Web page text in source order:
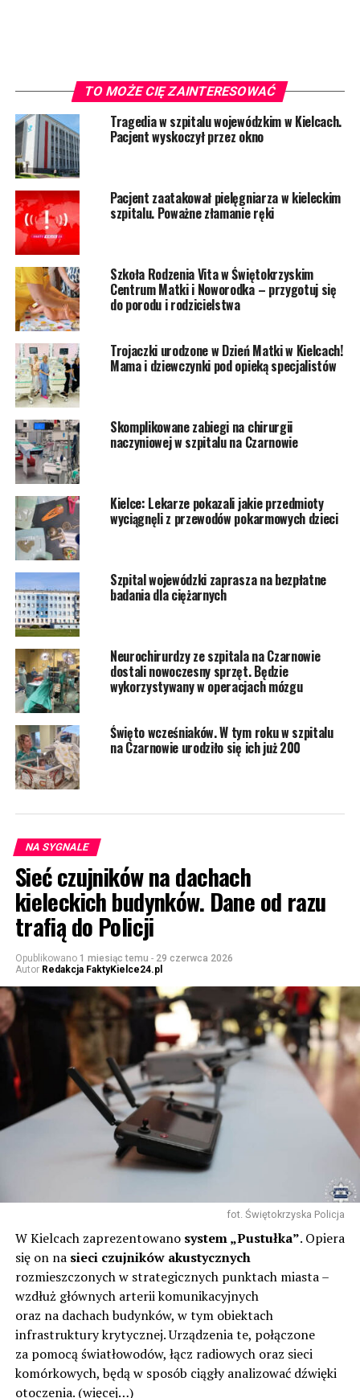
TO MOŻE CIĘ ZAINTERESOWAĆ
Tragedia w szpitalu wojewódzkim w Kielcach.
Pacjent wyskoczył przez okno
Pacjent zaatakował pielęgniarza w kieleckim
szpitalu. Poważne złamanie ręki
Szkoła Rodzenia Vita w Świętokrzyskim
Centrum Matki i Noworodka – przygotuj się
do porodu i rodzicielstwa
Trojaczki urodzone w Dzień Matki w Kielcach!
Mama i dziewczynki pod opieką specjalistów
Skomplikowane zabiegi na chirurgii
naczyniowej w szpitalu na Czarnowie
Kielce: Lekarze pokazali jakie przedmioty
wyciągnęli z przewodów pokarmowych dzieci
Szpital wojewódzki zaprasza na bezpłatne
badania dla ciężarnych
Neurochirurdzy ze szpitala na Czarnowie
dostali nowoczesny sprzęt. Będzie
wykorzystywany w operacjach mózgu
Święto wcześniaków. W tym roku w szpitalu
na Czarnowie urodziło się ich już 200
NA SYGNALE
Sieć czujników na dachach
kieleckich budynków. Dane od razu
trafią do Policji
Opublikowano 1 miesiąc temu - 29 czerwca 2026
Autor Redakcja FaktyKielce24.pl
fot. Świętokrzyska Policja
W Kielcach zaprezentowano system „Pustułka”. Opiera
się on na sieci czujników akustycznych
rozmieszczonych w strategicznych punktach miasta –
wzdłuż głównych arterii komunikacyjnych
oraz na dachach budynków, w tym obiektach
infrastruktury krytycznej. Urządzenia te, połączone
za pomocą światłowodów, łącz radiowych oraz sieci
komórkowych, będą w sposób ciągły analizować dźwięki
otoczenia. (więcej…)